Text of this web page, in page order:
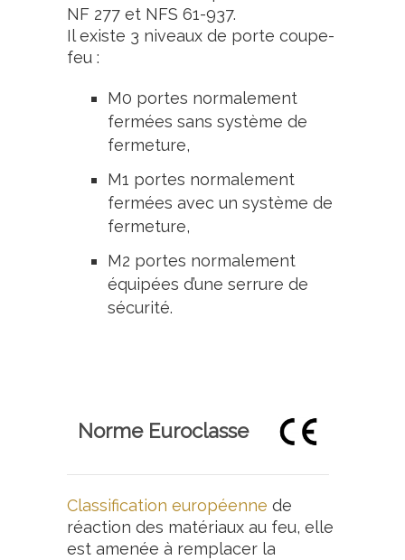
NF 277 et NFS 61-937.
Il existe 3 niveaux de porte coupe-
feu :
M0 portes normalement
fermées sans système de
fermeture,
M1 portes normalement
fermées avec un système de
fermeture,
M2 portes normalement
équipées d’une serrure de
sécurité.
Norme Euroclasse
Classification européenne de
réaction des matériaux au feu, elle
est amenée à remplacer la